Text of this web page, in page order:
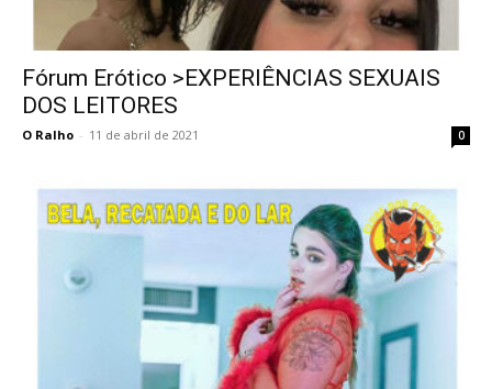
Fórum Erótico >EXPERIÊNCIAS SEXUAIS
DOS LEITORES
O Ralho - 11 de abril de 2021 0